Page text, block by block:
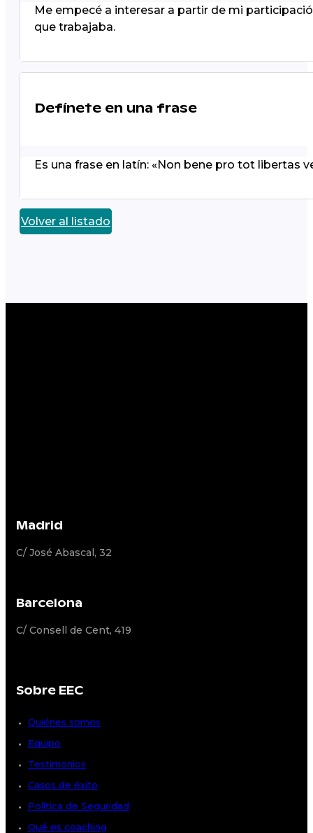
Me empecé a interesar a partir de mi
que trabajaba.
Defínete en una frase
Es una frase en latín: «Non bene pro tot libertas
Volver al listado
Madrid
C/ José Abascal, 32
Barcelona
C/ Consell de Cent, 419
Sobre EEC
Quiénes somos
Equipo
Testimonios
Casos de éxito
Política de Seguridad
Qué es coaching